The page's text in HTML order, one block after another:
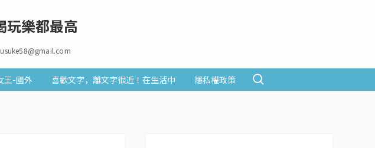
玩樂都最高
王-國外 喜歡文字，離文字很近！在生活中 隱私權政策